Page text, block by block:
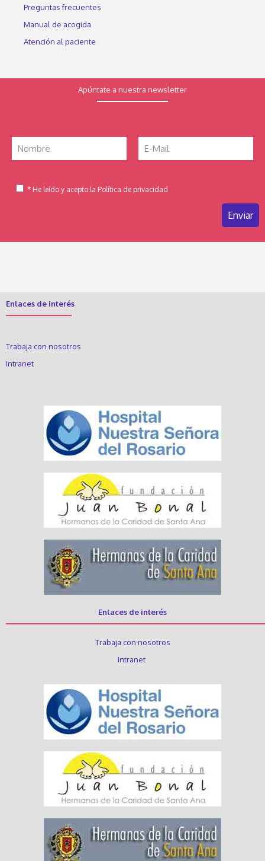
Preguntas frecuentes
Manual de acogida
Atención al paciente
Apúntate a nuestra newsletter
* He leído y acepto la Política de privacidad
Enlaces de interés
Trabaja con nosotros
Intranet
Enlaces de interés
Trabaja con nosotros
Intranet